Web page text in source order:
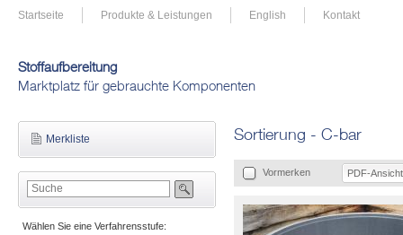
Startseite Produkte & Leistungen English Kontakt
Stoffaufbereitung
Marktplatz für gebrauchte Komponenten
Merkliste
Wählen Sie eine Verfahrensstufe:
Sortierung - C-bar
Vormerken PDF-Ansicht